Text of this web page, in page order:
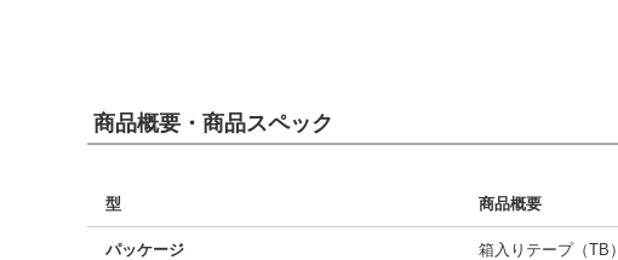
商品概要・商品スペック
型 商品概要
パッケージ 箱入りテープ（TB）